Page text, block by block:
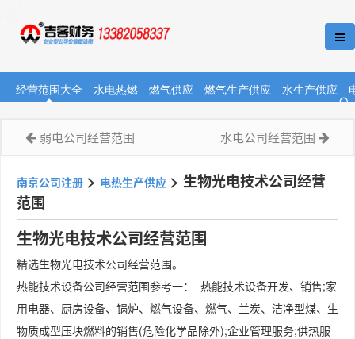
经营范围大全 水电热燃 燃气供应 燃气生产供应 水生产供应
弱电公司经营范围 水电公司经营范围
南京公司注册 > 电热生产供应 > 生物光电技术公司经营
范围
生物光电技术公司经营范围
精选生物光电技术公司经营范围。
热能技术设备公司经营范围参考一： 热能技术设备开发、销售;家
用电器、厨房设备、锅炉、燃气设备、燃气、兰炭、洁净型煤、生
物质成型压块燃料的销售(危险化学品除外);企业管理服务;供热服